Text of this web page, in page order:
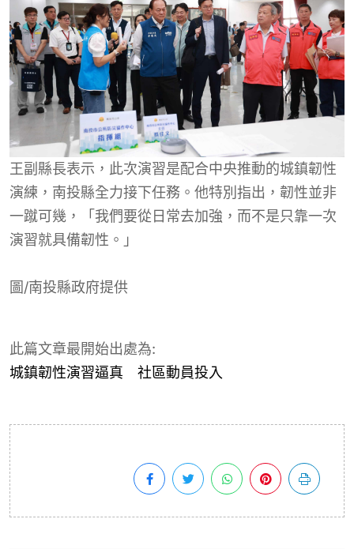
王副縣長表示，此次演習是配合中央推動的城鎮韌性
演練，南投縣全力接下任務。他特別指出，韌性並非
一蹴可幾，「我們要從日常去加強，而不是只靠一次
演習就具備韌性。」
圖/南投縣政府提供
此篇文章最開始出處為:
城鎮韌性演習逼真 社區動員投入